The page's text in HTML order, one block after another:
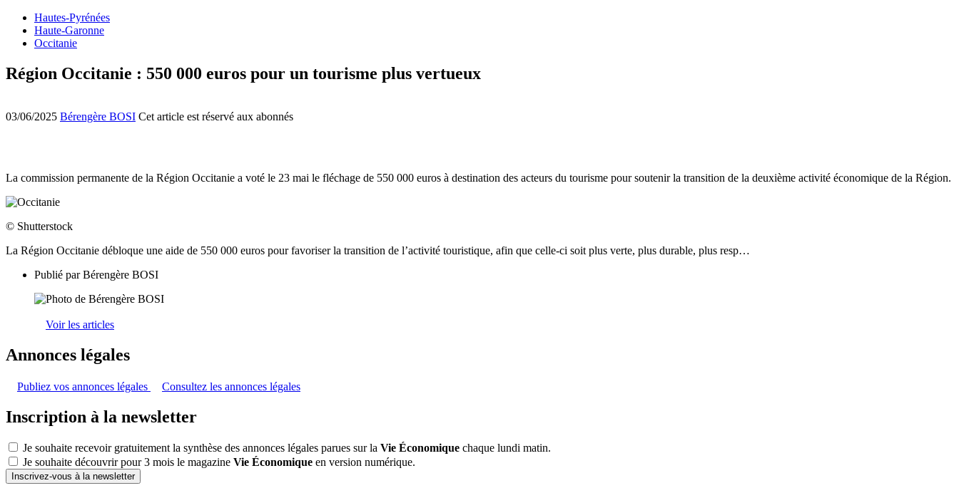
Hautes-Pyrénées
Haute-Garonne
Occitanie
Région Occitanie : 550 000 euros pour un tourisme plus vertueux
03/06/2025 Bérengère BOSI Cet article est réservé aux abonnés
La commission permanente de la Région Occitanie a voté le 23 mai le fléchage de 550 000 euros à destination des acteurs du tourisme pour soutenir la transition de la deuxième activité économique de la Région.
© Shutterstock
La Région Occitanie débloque une aide de 550 000 euros pour favoriser la transition de l’activité touristique, afin que celle-ci soit plus verte, plus durable, plus resp…
Publié parBérengère BOSI
Voir les articles
Annonces légales
Publiez vos annonces légales Consultez les annonces légales
Inscription à la newsletter
Je souhaite recevoir gratuitement la synthèse des annonces légales parues sur la Vie Économique chaque lundi matin.
Je souhaite découvrir pour 3 mois le magazine Vie Économique en version numérique.
Inscrivez-vous à la newsletter